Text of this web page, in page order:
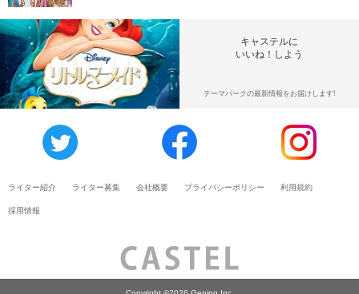
キャステルに
いいね！しよう
テーマパークの最新情報をお届けします!
ライター紹介 ライター募集 会社概要 プライバシーポリシー 利用規約
採用情報